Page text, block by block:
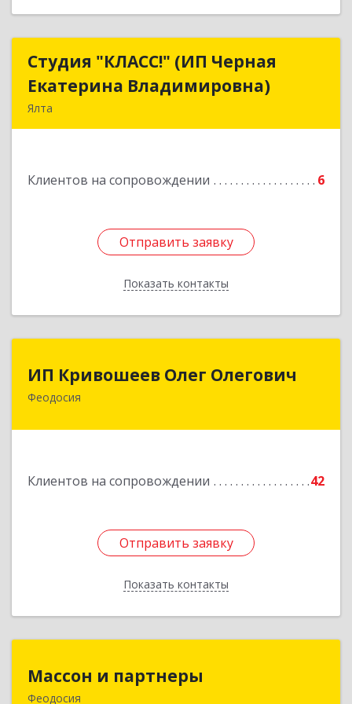
Студия "КЛАСС!" (ИП Черная
Екатерина Владимировна)
Ялта
Клиентов на сопровождении 6
Отправить заявку
Показать контакты
Студия "КЛАСС!" (ИП Черная
Екатерина Владимировна)
Отправить заявку
Назад
ИП Кривошеев Олег Олегович
Феодосия
Клиентов на сопровождении 42
Отправить заявку
Показать контакты
Отправить заявку
Назад
Массон и партнеры
Феодосия